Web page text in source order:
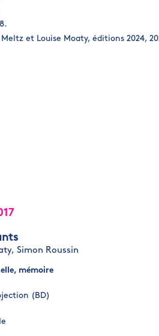
et Louise Moaty, éditions 2024,
Simon Roussin
mémoire
(BD)